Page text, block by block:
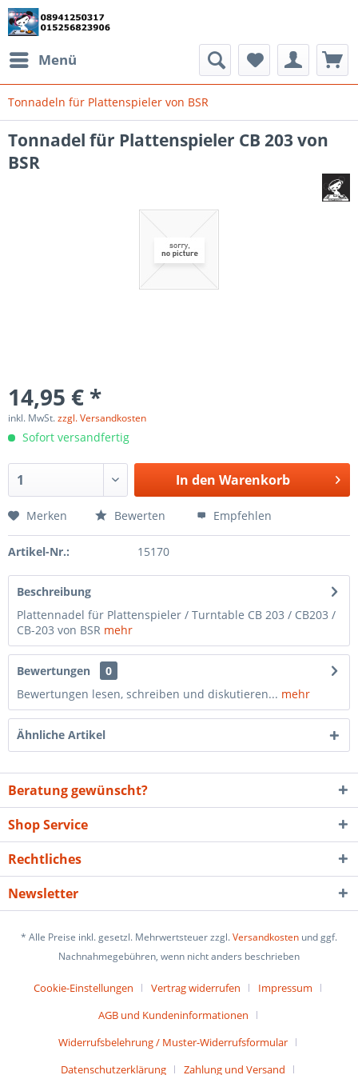
Menü
Tonnadeln für Plattenspieler von BSR
Tonnadel für Plattenspieler CB 203 von
BSR
14,95 € *
inkl. MwSt.zzgl. Versandkosten
Sofort versandfertig
In den Warenkorb
Merken Bewerten Empfehlen
Artikel-Nr.: 15170
Beschreibung
Plattennadel für Plattenspieler / Turntable CB 203 / CB203 /
CB-203 von BSR mehr
Bewertungen
0
Bewertungen lesen, schreiben und diskutieren... mehr
Ähnliche Artikel
Beratung gewünscht?
Shop Service
Rechtliches
Newsletter
* Alle Preise inkl. gesetzl. Mehrwertsteuer zzgl.Versandkosten und ggf.
Nachnahmegebühren, wenn nicht anders beschrieben
Cookie-Einstellungen Vertrag widerrufen
Impressum
AGB und Kundeninformationen
Widerrufsbelehrung / Muster-Widerrufsformular
Datenschutzerklärung
Zahlung und Versand